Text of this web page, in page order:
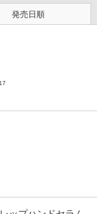
発売日順